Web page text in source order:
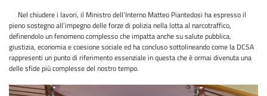
Nel chiudere i lavori, il Ministro dell’Interno Matteo Piantedosi ha espresso il
pieno sostegno all’impegno delle forze di polizia nella lotta al narcotraffico,
definendolo un fenomeno complesso che impatta anche su salute pubblica,
giustizia, economia e coesione sociale ed ha concluso sottolineando come la DCSA
rappresenti un punto di riferimento essenziale in questa che è ormai divenuta una
delle sfide più complesse del nostro tempo.